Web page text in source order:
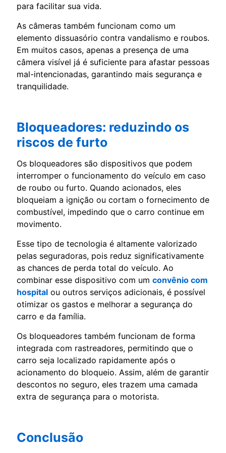
para facilitar sua vida.
As câmeras também funcionam como um
elemento dissuasório contra vandalismo e roubos.
Em muitos casos, apenas a presença de uma
câmera visível já é suficiente para afastar pessoas
mal-intencionadas, garantindo mais segurança e
tranquilidade.
Bloqueadores: reduzindo os
riscos de furto
Os bloqueadores são dispositivos que podem
interromper o funcionamento do veículo em caso
de roubo ou furto. Quando acionados, eles
bloqueiam a ignição ou cortam o fornecimento de
combustível, impedindo que o carro continue em
movimento.
Esse tipo de tecnologia é altamente valorizado
pelas seguradoras, pois reduz significativamente
as chances de perda total do veículo. Ao
combinar esse dispositivo com um convênio com
hospital ou outros serviços adicionais, é possível
otimizar os gastos e melhorar a segurança do
carro e da família.
Os bloqueadores também funcionam de forma
integrada com rastreadores, permitindo que o
carro seja localizado rapidamente após o
acionamento do bloqueio. Assim, além de garantir
descontos no seguro, eles trazem uma camada
extra de segurança para o motorista.
Conclusão